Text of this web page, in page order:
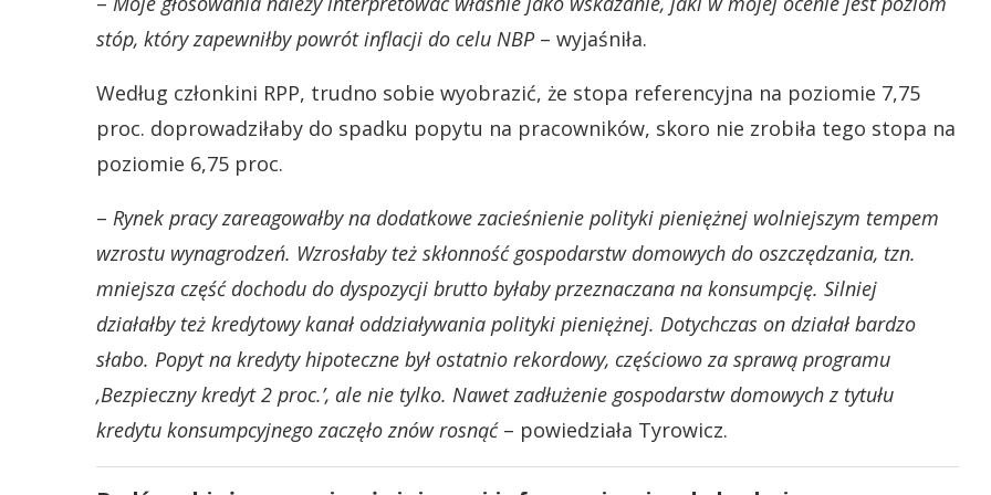
stóp, który zapewniłby powrót inflacji do celu NBP– wyjaśniła.
Według członkini RPP, trudno sobie wyobrazić, że stopa referencyjna na poziomie 7,75
proc. doprowadziłaby do spadku popytu na pracowników, skoro nie zrobiła tego stopa na
poziomie 6,75 proc.
– Rynek pracy zareagowałby na dodatkowe zacieśnienie polityki pieniężnej wolniejszym tempem
wzrostu wynagrodzeń. Wzrosłaby też skłonność gospodarstw domowych do oszczędzania, tzn.
mniejsza część dochodu do dyspozycji brutto byłaby przeznaczana na konsumpcję. Silniej
działałby też kredytowy kanał oddziaływania polityki pieniężnej. Dotychczas on działał bardzo
słabo. Popyt na kredyty hipoteczne był ostatnio rekordowy, częściowo za sprawą programu
‚Bezpieczny kredyt 2 proc.’, ale nie tylko. Nawet zadłużenie gospodarstw domowych z tytułu
kredytu konsumpcyjnego zaczęło znów rosnąć– powiedziała Tyrowicz.